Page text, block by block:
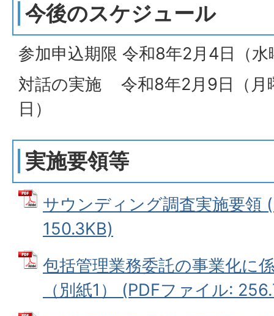
今後のスケジュール
参加申込期限 令和8年2月4日（
対話の実施 令和8年2月9日（月
日）
実施要領等
サウンディング調査実施要領
150.3KB)
包括管理業務委託の事業化に
（別紙1） (PDFファイル: